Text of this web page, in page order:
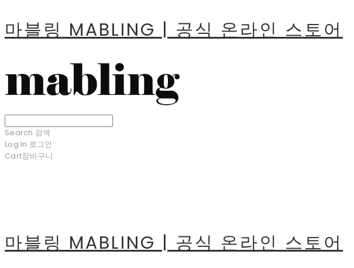
마블링 MABLING | 공식 온라인 스토어
Search 검색
Log In 로그인
Cart장바구니
마블링 MABLING | 공식 온라인 스토어